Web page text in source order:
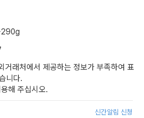
290g
거래처에서 제공하는 정보가 부족하여 표
니다.
해 주십시오.
신간알림 신청